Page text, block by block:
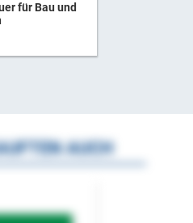
für Bau und
AUCH